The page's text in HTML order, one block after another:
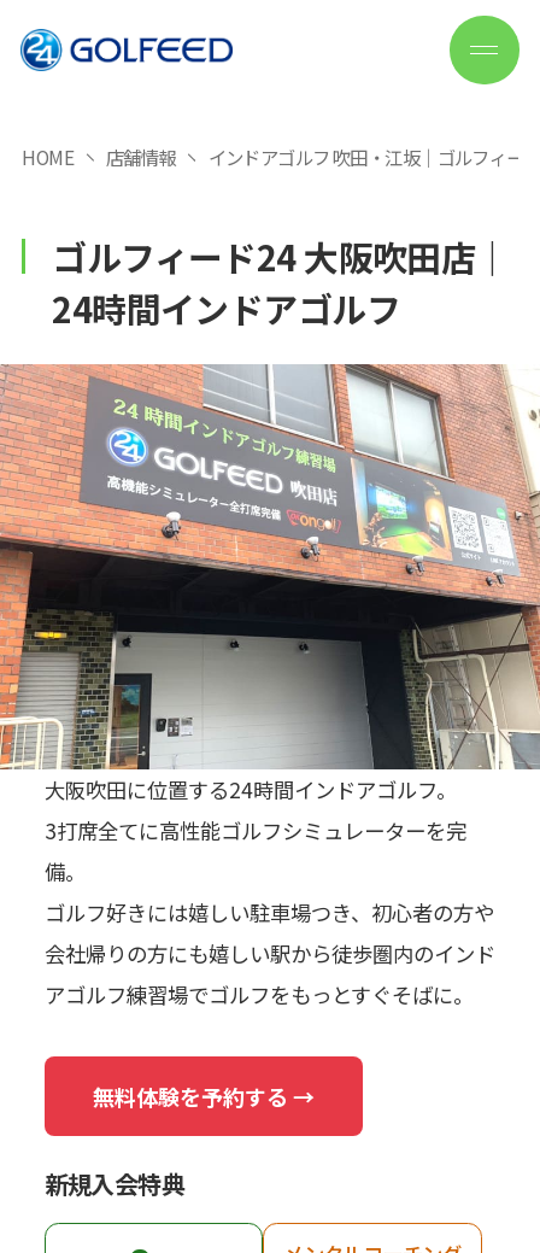
HOME 店舗情報 インドアゴルフ 吹田・江坂｜ゴルフィー
ゴルフィード24 大阪吹田店｜
24時間インドアゴルフ
大阪吹田に位置する24時間インドアゴルフ。
3打席全てに高性能ゴルフシミュレーターを完
備。
ゴルフ好きには嬉しい駐車場つき、初心者の方や
会社帰りの方にも嬉しい駅から徒歩圏内のインド
アゴルフ練習場でゴルフをもっとすぐそばに。
無料体験を予約する →
新規入会特典